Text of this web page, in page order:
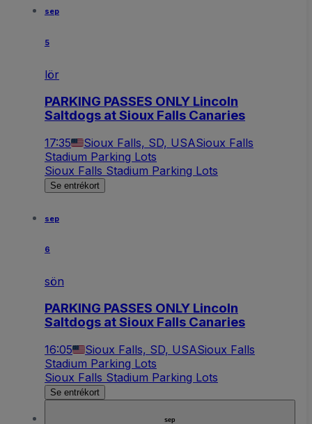
sep
5
lör
PARKING PASSES ONLY Lincoln
Saltdogs at Sioux Falls Canaries
17:35 Sioux Falls, SD, USASioux Falls
Stadium Parking Lots
Sioux Falls Stadium Parking Lots
Se entrékort
sep
6
sön
PARKING PASSES ONLY Lincoln
Saltdogs at Sioux Falls Canaries
16:05 Sioux Falls, SD, USASioux Falls
Stadium Parking Lots
Sioux Falls Stadium Parking Lots
Se entrékort
sep